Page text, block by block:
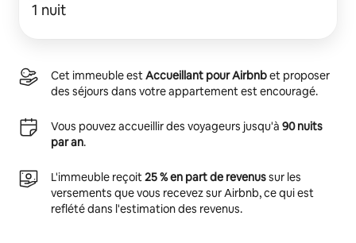
1 nuit
Cet immeuble estAccueillant pour Airbnbet proposer
des séjours dans votre appartement est encouragé.
Vous pouvez accueillir des voyageurs jusqu'à 90 nuits
par an.
L'immeuble reçoit25 % en part de revenussur les
versements que vous recevez sur Airbnb, ce qui est
reflété dans l'estimation des revenus.